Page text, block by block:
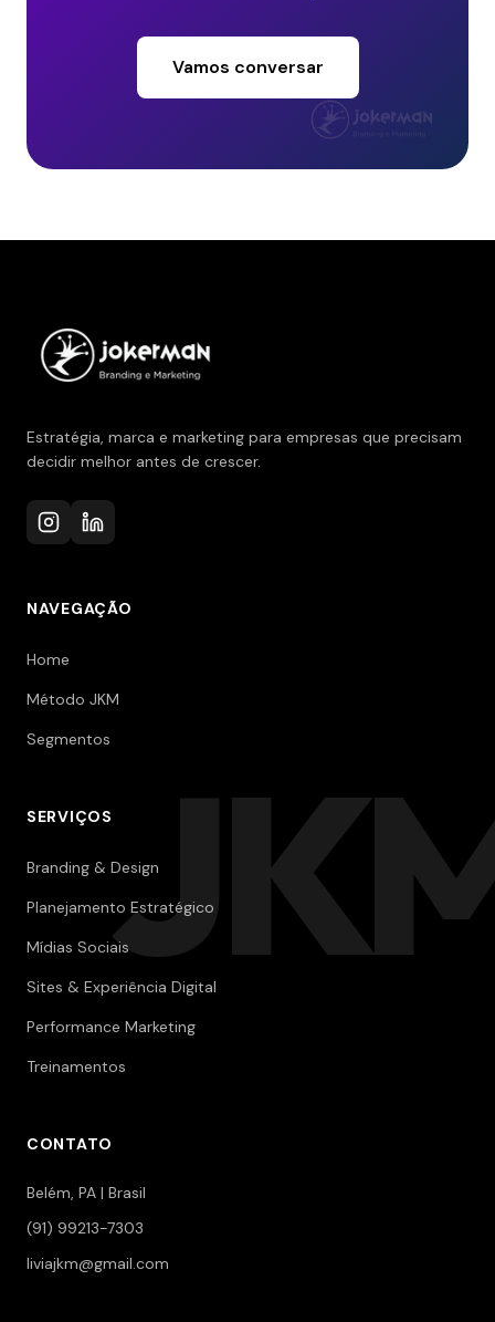
Vamos conversar
Estratégia, marca e marketing para empresas que precisam
decidir melhor antes de crescer.
NAVEGAÇÃO
Home
Método JKM
Segmentos
SERVIÇOS
Branding & Design
Planejamento Estratégico
Mídias Sociais
Sites & Experiência Digital
Performance Marketing
Treinamentos
CONTATO
Belém, PA | Brasil
(91) 99213-7303
liviajkm@gmail.com